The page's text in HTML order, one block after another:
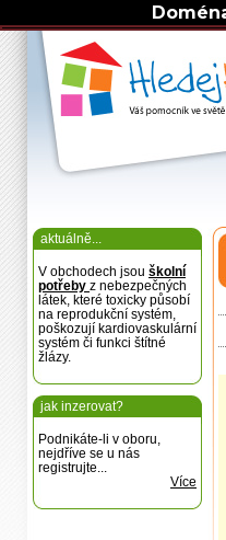
aktuálně...
V obchodech jsou školní
potřeby z nebezpečných
látek, které toxicky působí
na reprodukční systém,
poškozují kardiovaskulární
systém či funkci štítné
žlázy.
jak inzerovat?
Podnikáte-li v oboru,
nejdříve se u nás
registrujte...
Více